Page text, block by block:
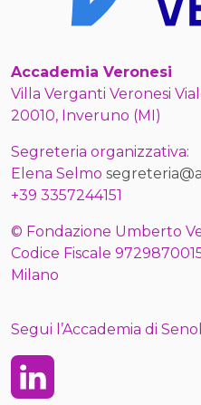
Accademia Veronesi
Villa Verganti Veronesi
20010, Inveruno (MI)
Segreteria organizzativa:
Elena Selmo
+39 3357244151
© Fondazione Umberto
Codice Fiscale
Milano
Segui l’Accademia di
Linkedin